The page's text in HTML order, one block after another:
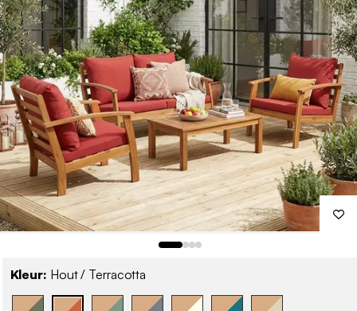
Kleur: Hout / Terracotta